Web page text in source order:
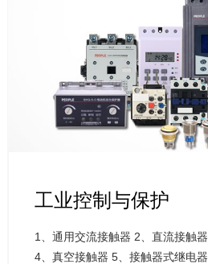
工业控制与保护
1、通用交流接触器 2、直流接触器
4、真空接触器 5、接触器式继电器